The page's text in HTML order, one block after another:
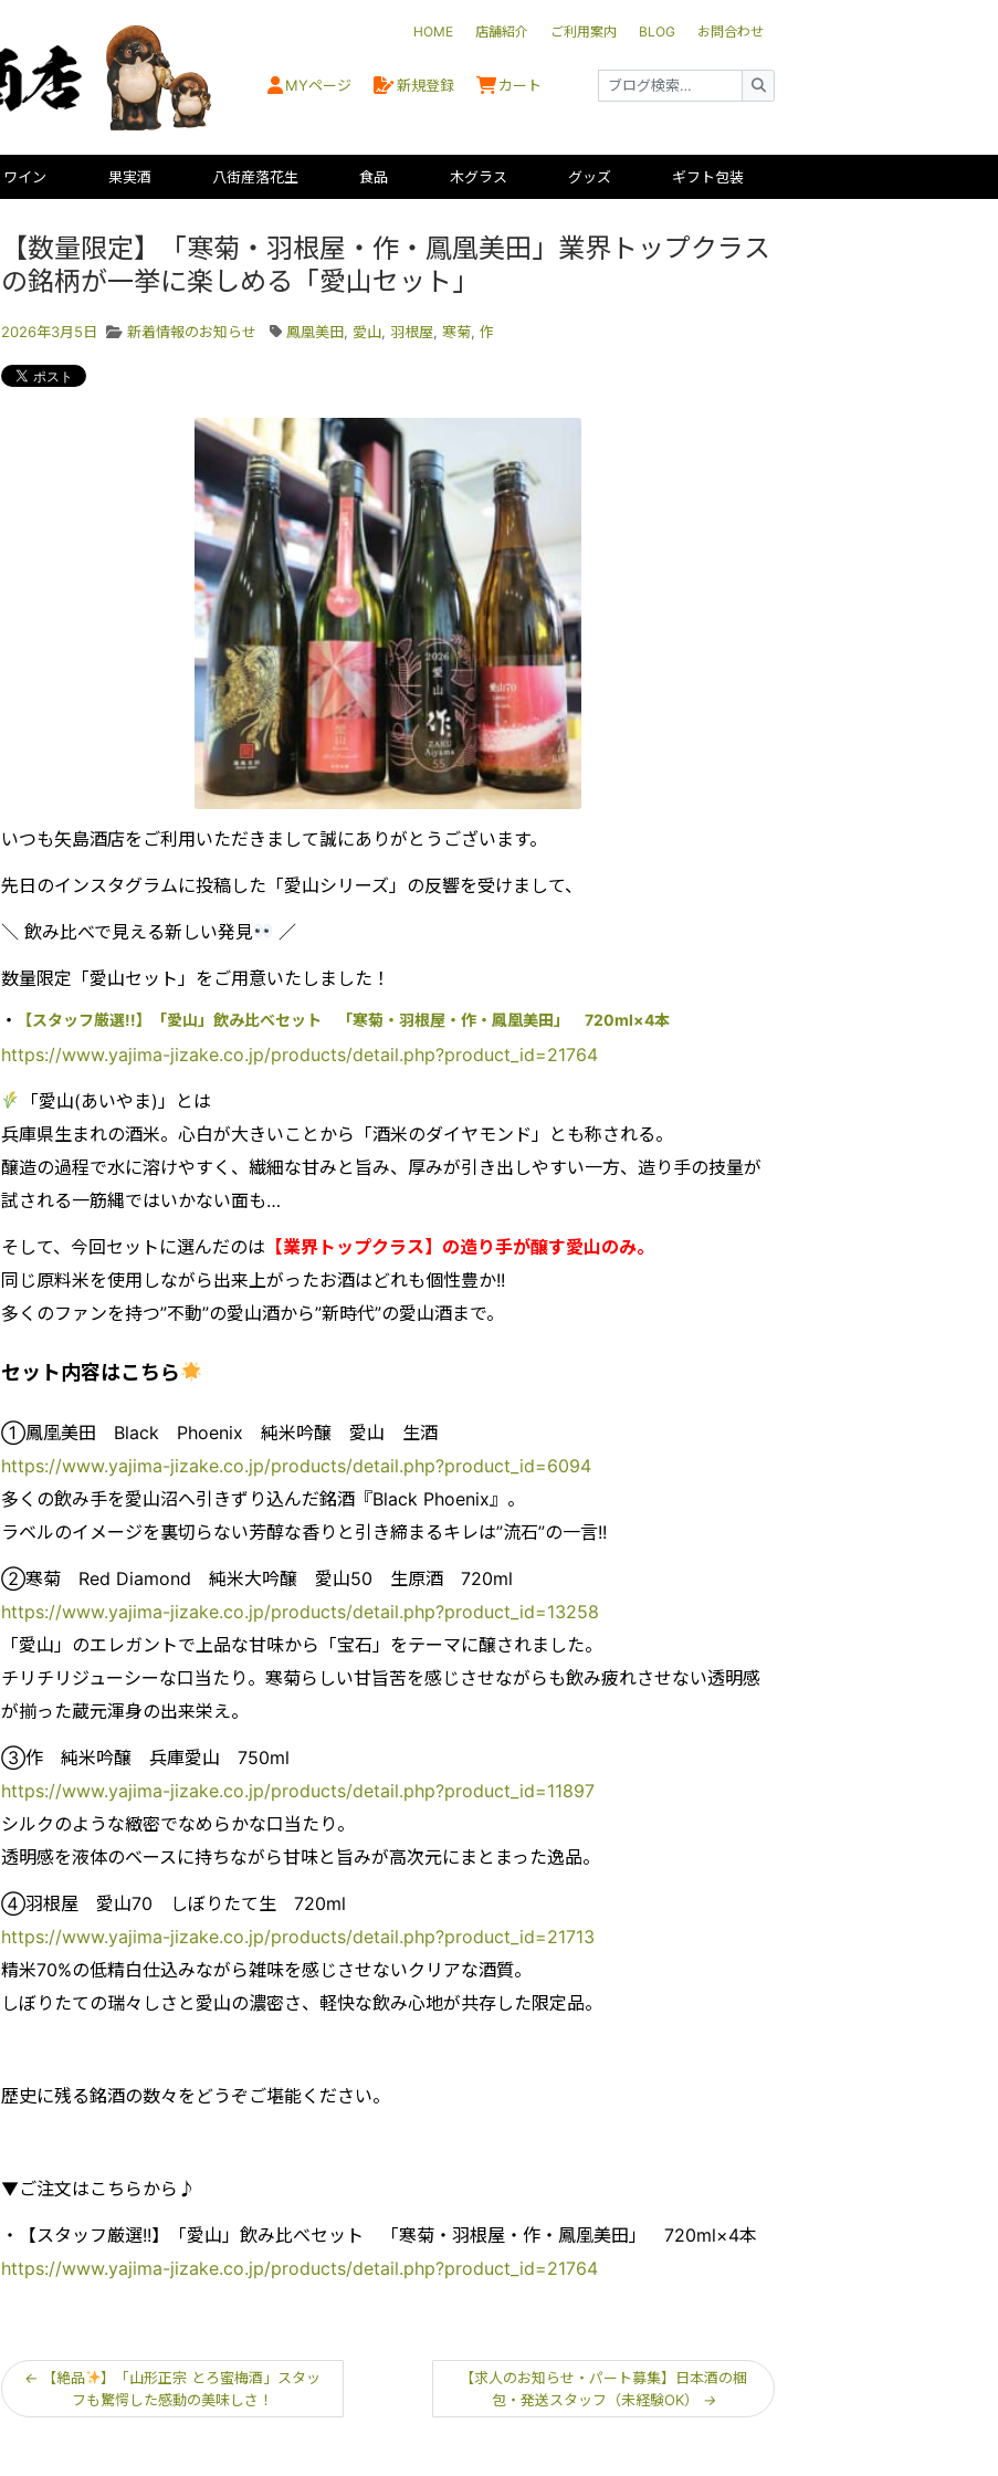
HOME 店舗紹介 ご利用案内 BLOG お問合わせ
MYページ 新規登録 カート
ワイン 果実酒 八街産落花生 食品 木グラス グッズ ギフト包装
【数量限定】「寒菊・羽根屋・作・鳳凰美田」業界トップクラス
の銘柄が一挙に楽しめる「愛山セット」
2026年3月5日 新着情報のお知らせ 鳳凰美田, 愛山, 羽根屋, 寒菊, 作
いつも矢島酒店をご利用いただきまして誠にありがとうございます。
先日のインスタグラムに投稿した「愛山シリーズ」の反響を受けまして、
＼ 飲み比べで見える新しい発見 ／
数量限定「愛山セット」をご用意いたしました！
・ 【スタッフ厳選!!】「愛山」飲み比べセット 「寒菊・羽根屋・作・鳳凰美田」 720ml×4本
https://www.yajima-jizake.co.jp/products/detail.php?product_id=21764
「愛山(あいやま)」とは
兵庫県生まれの酒米。心白が大きいことから「酒米のダイヤモンド」とも称される。
醸造の過程で水に溶けやすく、繊細な甘みと旨み、厚みが引き出しやすい一方、造り手の技量が
試される一筋縄ではいかない面も…
そして、今回セットに選んだのは 【業界トップクラス】の造り手が醸す愛山のみ。
同じ原料米を使用しながら出来上がったお酒はどれも個性豊か!!
多くのファンを持つ”不動”の愛山酒から”新時代”の愛山酒まで。
セット内容はこちら
①鳳凰美田 Black Phoenix 純米吟醸 愛山 生酒
https://www.yajima-jizake.co.jp/products/detail.php?product_id=6094
多くの飲み手を愛山沼へ引きずり込んだ銘酒『Black Phoenix』。
ラベルのイメージを裏切らない芳醇な香りと引き締まるキレは”流石”の一言!!
②寒菊 Red Diamond 純米大吟醸 愛山50 生原酒 720ml
https://www.yajima-jizake.co.jp/products/detail.php?product_id=13258
「愛山」のエレガントで上品な甘味から「宝石」をテーマに醸されました。
チリチリジューシーな口当たり。寒菊らしい甘旨苦を感じさせながらも飲み疲れさせない透明感
が揃った蔵元渾身の出来栄え。
③作 純米吟醸 兵庫愛山 750ml
https://www.yajima-jizake.co.jp/products/detail.php?product_id=11897
シルクのような緻密でなめらかな口当たり。
透明感を液体のベースに持ちながら甘味と旨みが高次元にまとまった逸品。
④羽根屋 愛山70 しぼりたて生 720ml
https://www.yajima-jizake.co.jp/products/detail.php?product_id=21713
精米70%の低精白仕込みながら雑味を感じさせないクリアな酒質。
しぼりたての瑞々しさと愛山の濃密さ、軽快な飲み心地が共存した限定品。
歴史に残る銘酒の数々をどうぞご堪能ください。
▼ご注文はこちらから♪
・【スタッフ厳選!!】「愛山」飲み比べセット 「寒菊・羽根屋・作・鳳凰美田」 720ml×4本
https://www.yajima-jizake.co.jp/products/detail.php?product_id=21764
← 【絶品
】「山形正宗 とろ蜜梅酒」スタッ
フも驚愕した感動の美味しさ！
【求人のお知らせ・パート募集】日本酒の梱
包・発送スタッフ（未経験OK） →